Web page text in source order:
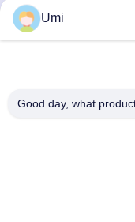
イヤーインクと粘着
療のための水冷蔵 印
野でのアプリケー
最もよい価格
Umi
Good day, what